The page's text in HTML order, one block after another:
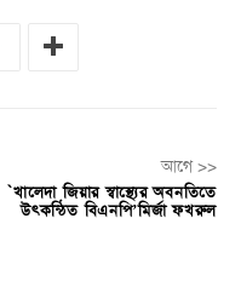
আগে >>
`খালেদা জিয়ার স্বাস্থ্যের অবনতিতে
উৎকন্ঠিত বিএনপি’মির্জা ফখরুল